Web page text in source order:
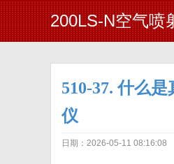
200LS-N空气喷
510-37. 什么
仪
日期：2026-05-11 08:16:08